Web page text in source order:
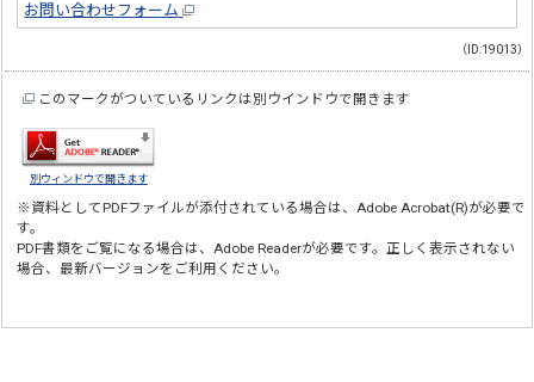
お問い合わせフォーム
（ID:19013）
このマークがついているリンクは別ウインドウで開きます
別ウィンドウで開きます
※資料としてPDFファイルが添付されている場合は、Adobe Acrobat(R)が必要で
す。
PDF書類をご覧になる場合は、Adobe Readerが必要です。正しく表示されない
場合、最新バージョンをご利用ください。